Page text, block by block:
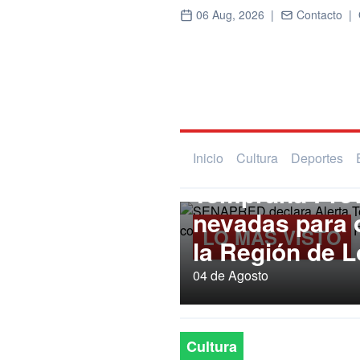
06 Aug, 2026 | Contacto |
Inicio Cultura Deportes
LO MÁS VISTO
SENAPRED
Temprana
nevadas para
la Región de
04 de Agosto
Cultura